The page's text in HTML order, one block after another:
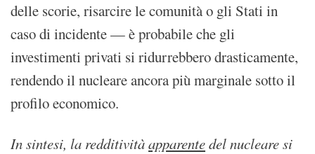
delle scorie, risarcire le comunità o gli Stati in
caso di incidente — è probabile che gli
investimenti privati si ridurrebbero drasticamente,
rendendo il nucleare ancora più marginale sotto il
profilo economico.
In sintesi, la redditivitàapparentedel nucleare si